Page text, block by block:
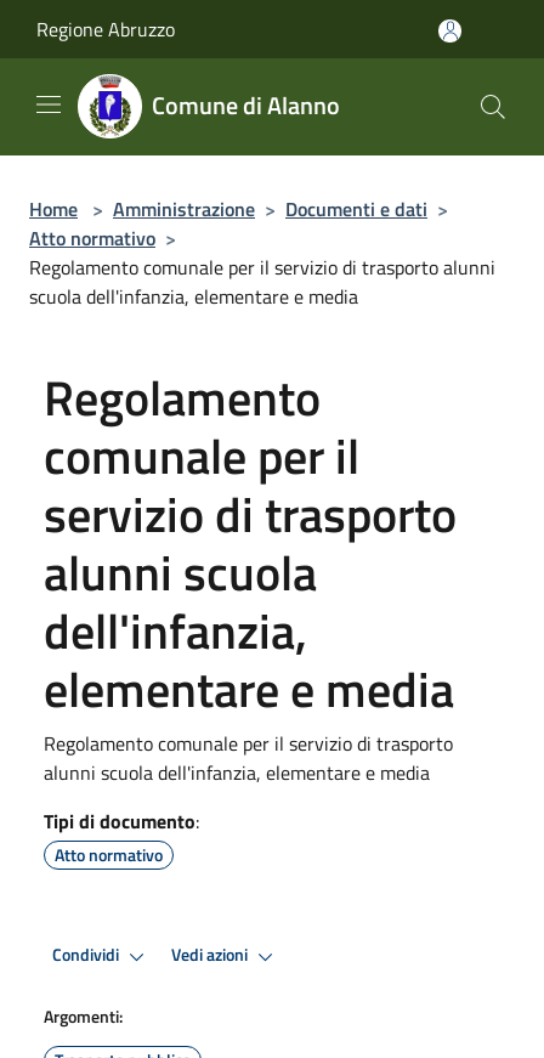
Regione Abruzzo
Comune di Alanno
Home > Amministrazione > Documenti e dati >
Atto normativo >
Regolamento comunale per il servizio di trasporto alunni
scuola dell'infanzia, elementare e media
Regolamento
comunale per il
servizio di trasporto
alunni scuola
dell'infanzia,
elementare e media
Regolamento comunale per il servizio di trasporto
alunni scuola dell'infanzia, elementare e media
Tipi di documento:
Atto normativo
Condividi Vedi azioni
Argomenti: